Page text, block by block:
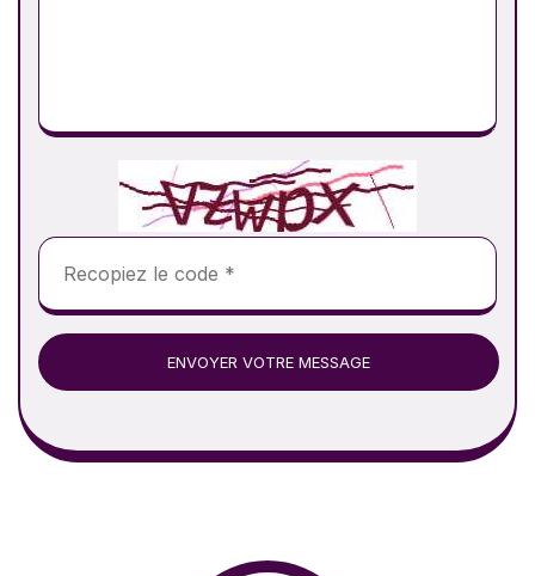
ENVOYER VOTRE MESSAGE